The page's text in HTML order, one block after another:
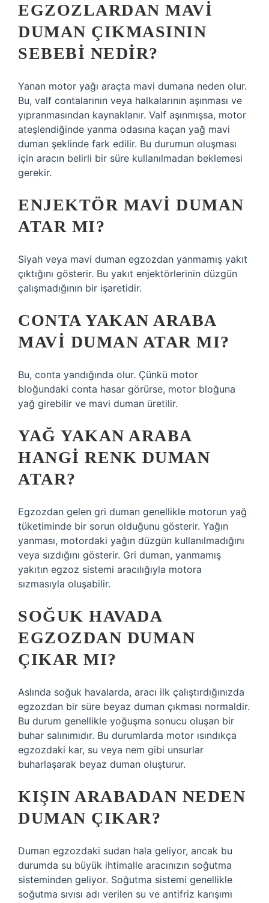
EGZOZLARDAN MAVI
DUMAN ÇIKMASININ
SEBEBI NEDIR?
Yanan motor yağı araçta mavi dumana neden olur.
Bu, valf contalarının veya halkalarının aşınması ve
yıpranmasından kaynaklanır. Valf aşınmışsa, motor
ateşlendiğinde yanma odasına kaçan yağ mavi
duman şeklinde fark edilir. Bu durumun oluşması
için aracın belirli bir süre kullanılmadan beklemesi
gerekir.
ENJEKTÖR MAVI DUMAN
ATAR MI?
Siyah veya mavi duman egzozdan yanmamış yakıt
çıktığını gösterir. Bu yakıt enjektörlerinin düzgün
çalışmadığının bir işaretidir.
CONTA YAKAN ARABA
MAVI DUMAN ATAR MI?
Bu, conta yandığında olur. Çünkü motor
bloğundaki conta hasar görürse, motor bloğuna
yağ girebilir ve mavi duman üretilir.
YAĞ YAKAN ARABA
HANGI RENK DUMAN
ATAR?
Egzozdan gelen gri duman genellikle motorun yağ
tüketiminde bir sorun olduğunu gösterir. Yağın
yanması, motordaki yağın düzgün kullanılmadığını
veya sızdığını gösterir. Gri duman, yanmamış
yakıtın egzoz sistemi aracılığıyla motora
sızmasıyla oluşabilir.
SOĞUK HAVADA
EGZOZDAN DUMAN
ÇIKAR MI?
Aslında soğuk havalarda, aracı ilk çalıştırdığınızda
egzozdan bir süre beyaz duman çıkması normaldir.
Bu durum genellikle yoğuşma sonucu oluşan bir
buhar salınımıdır. Bu durumlarda motor ısındıkça
egzozdaki kar, su veya nem gibi unsurlar
buharlaşarak beyaz duman oluşturur.
KIŞIN ARABADAN NEDEN
DUMAN ÇIKAR?
Duman egzozdaki sudan hala geliyor, ancak bu
durumda su büyük ihtimalle aracınızın soğutma
sisteminden geliyor. Soğutma sistemi genellikle
soğutma sıvısı adı verilen su ve antifriz karışımı